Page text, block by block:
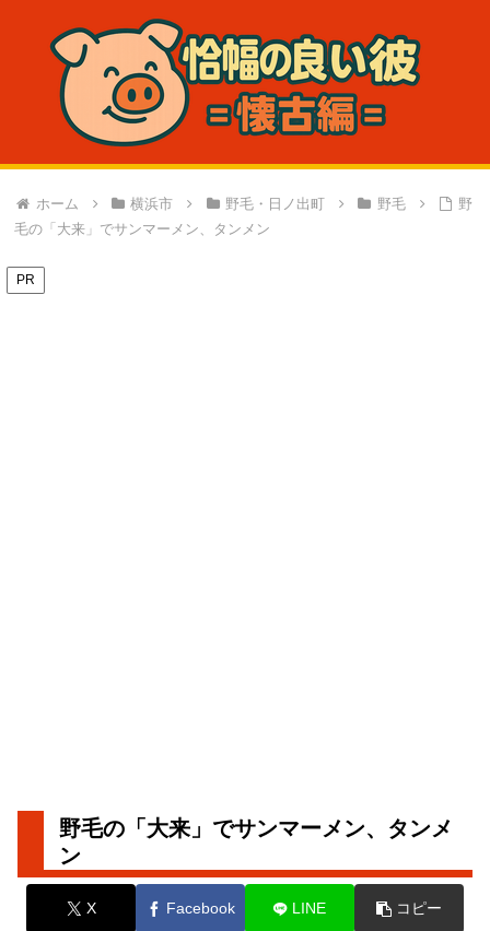
ホーム 横浜市 野毛・日ノ出町 野毛
野
毛の「大来」でサンマーメン、タンメン
PR
野毛の「大来」でサンマーメン、タンメ
ン
X Facebook LINE コピー